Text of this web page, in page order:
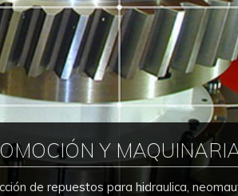
Y
de repuestos para hidraulica,